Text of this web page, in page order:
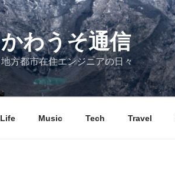
かわうそ通信
地方都市在住エンジニアの日々
Life Music Tech Travel